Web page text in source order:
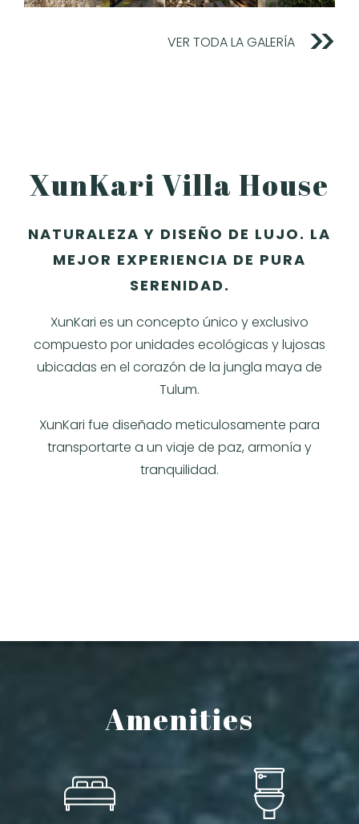
VER TODA LA GALERÍA
XunKari Villa House
NATURALEZA Y DISEÑO DE LUJO. LA
MEJOR EXPERIENCIA DE PURA
SERENIDAD.
XunKari es un concepto único y exclusivo
compuesto por unidades ecológicas y lujosas
ubicadas en el corazón de la jungla maya de
Tulum.
XunKari fue diseñado meticulosamente para
transportarte a un viaje de paz, armonía y
tranquilidad.
Amenities